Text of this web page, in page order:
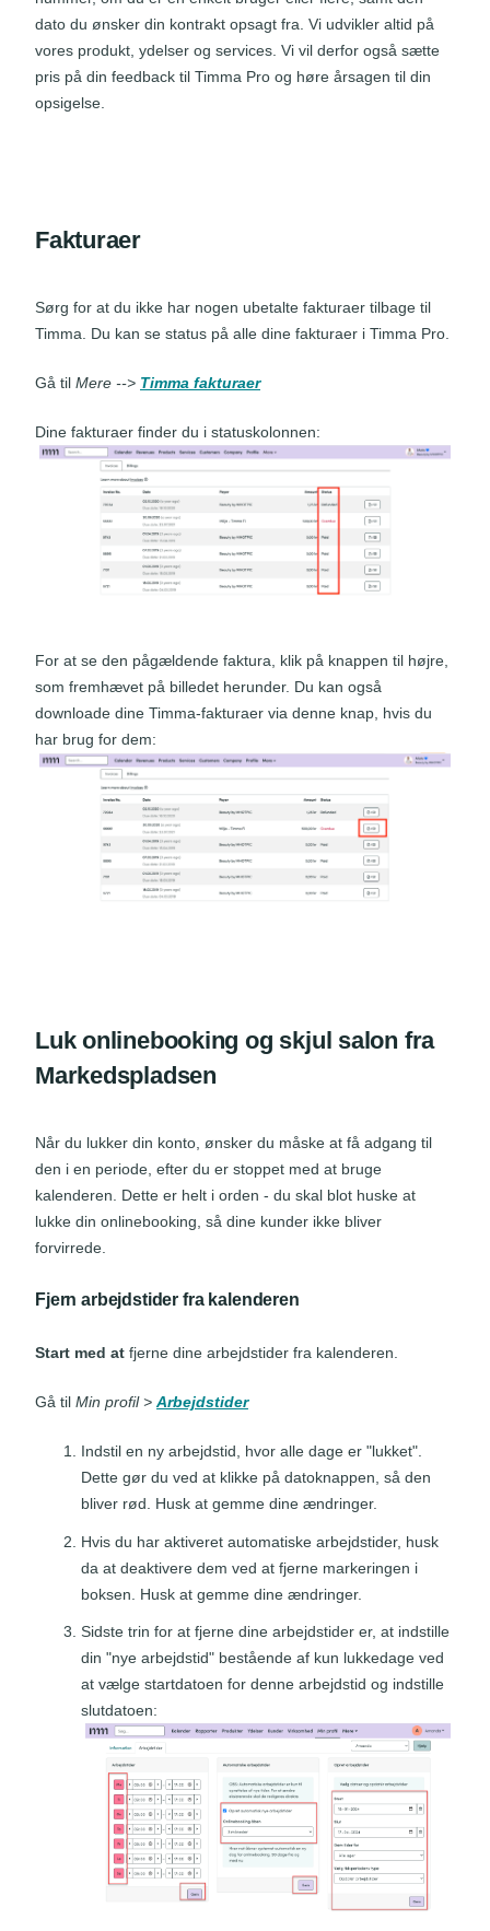
dato du ønsker din kontrakt opsagt fra. Vi udvikler altid på
vores produkt, ydelser og services. Vi vil derfor også sætte
pris på din feedback til Timma Pro og høre årsagen til din
opsigelse.
Fakturaer
Sørg for at du ikke har nogen ubetalte fakturaer tilbage til
Timma. Du kan se status på alle dine fakturaer i Timma Pro.
Gå til Mere --> Timma fakturaer
Dine fakturaer finder du i statuskolonnen:
For at se den pågældende faktura, klik på knappen til højre,
som fremhævet på billedet herunder. Du kan også
downloade dine Timma-fakturaer via denne knap, hvis du
har brug for dem:
Luk onlinebooking og skjul salon fra
Markedspladsen
Når du lukker din konto, ønsker du måske at få adgang til
den i en periode, efter du er stoppet med at bruge
kalenderen. Dette er helt i orden - du skal blot huske at
lukke din onlinebooking, så dine kunder ikke bliver
forvirrede.
Fjern arbejdstider fra kalenderen
Start med at fjerne dine arbejdstider fra kalenderen.
Gå til Min profil > Arbejdstider
Indstil en ny arbejdstid, hvor alle dage er "lukket".
Dette gør du ved at klikke på datoknappen, så den
bliver rød. Husk at gemme dine ændringer.
Hvis du har aktiveret automatiske arbejdstider, husk
da at deaktivere dem ved at fjerne markeringen i
boksen. Husk at gemme dine ændringer.
Sidste trin for at fjerne dine arbejdstider er, at indstille
din "nye arbejdstid" bestående af kun lukkedage ved
at vælge startdatoen for denne arbejdstid og indstille
slutdatoen: